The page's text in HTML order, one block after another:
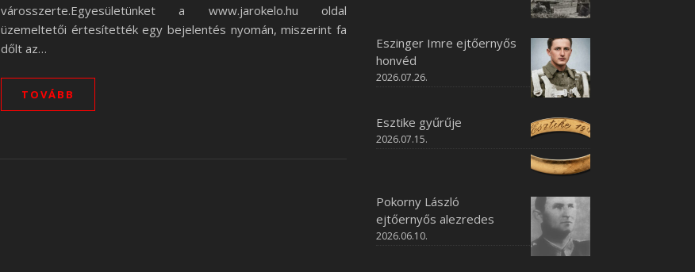
városszerte.Egyesületünket a www.jarokelo.hu oldal
üzemeltetői értesítették egy bejelentés nyomán, miszerint fa
dőlt az…
TOVÁBB
Eszinger Imre ejtőernyős
honvéd
2026.07.26.
Esztike gyűrűje
2026.07.15.
Pokorny László
ejtőernyős alezredes
2026.06.10.